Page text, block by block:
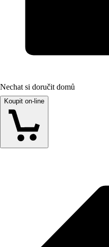
Nechat si doručit domů
Koupit on-line